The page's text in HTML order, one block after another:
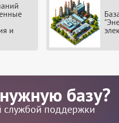
и
базу?
службой поддержки